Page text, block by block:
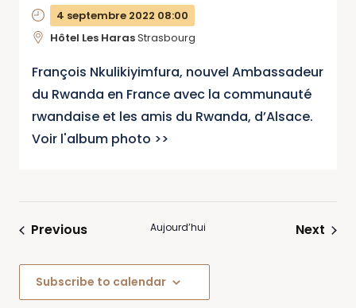
4 septembre 2022 08:00
Hôtel Les HarasStrasbourg
François Nkulikiyimfura, nouvel Ambassadeur
du Rwanda en France avec la communauté
rwandaise et les amis du Rwanda, d’Alsace.
Voir l'album photo >>
PreviousÉvènementsAujourd’hui Next
Subscribe to calendar